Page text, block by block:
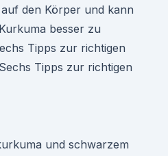
den Körper und kann
besser zu
Tipps zur richtigen
Tipps zur richtigen